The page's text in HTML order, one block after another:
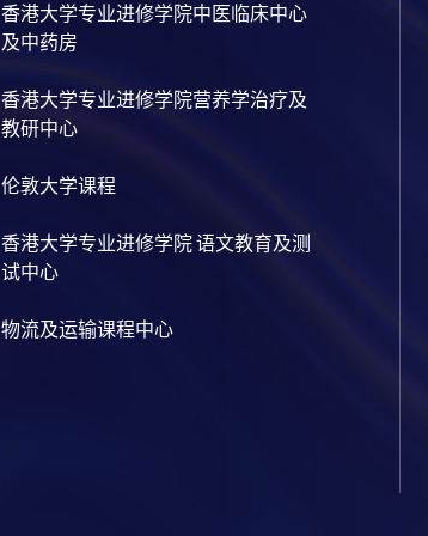
香港大学专业进修学院中医临床中心
及中药房
香港大学专业进修学院营养学治疗及
教研中心
伦敦大学课程
香港大学专业进修学院 语文教育及测
试中心
物流及运输课程中心